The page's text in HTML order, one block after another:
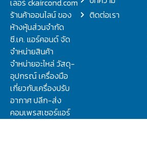
เลอร์ ckaircond.com
ร้านค้าออนไลน์ ของ
ห้างหุ้นส่วนจำกัด
ซี.เค. แอร์คอนด์ จัด
จำหน่ายสินค้า
จำหน่ายอะไหล่ วัสดุ-
อุปกรณ์ เครื่องมือ
เกี่ยวกับเครื่องปรับ
อากาศ ปลีก-ส่ง
คอมเพรสเซอร์แอร์
ติดต่อเรา